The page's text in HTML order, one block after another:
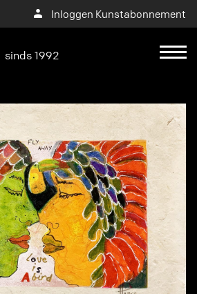
Inloggen Kunstabonnement
sinds 1992